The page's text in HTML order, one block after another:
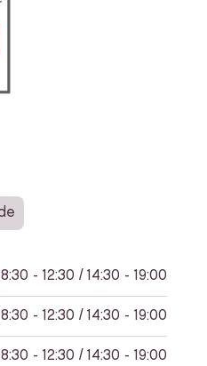
- 12:30 / 14:30 - 19:00
- 12:30 / 14:30 - 19:00
- 12:30 / 14:30 - 19:00